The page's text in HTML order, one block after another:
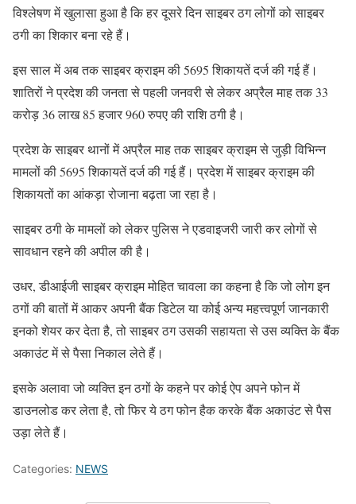
विश्लेषण में खुलासा हुआ है कि हर दूसरे दिन साइबर ठग लोगों को साइबर
ठगी का शिकार बना रहे हैं।
इस साल में अब तक साइबर क्राइम की 5695 शिकायतें दर्ज की गई हैं।
शातिरों ने प्रदेश की जनता से पहली जनवरी से लेकर अप्रैल माह तक 33
करोड़ 36 लाख 85 हजार 960 रुपए की राशि ठगी है।
प्रदेश के साइबर थानों में अप्रैल माह तक साइबर क्राइम से जुड़ी विभिन्न
मामलों की 5695 शिकायतें दर्ज की गई हैं। प्रदेश में साइबर क्राइम की
शिकायतों का आंकड़ा रोजाना बढ़ता जा रहा है।
साइबर ठगी के मामलों को लेकर पुलिस ने एडवाइजरी जारी कर लोगों से
सावधान रहने की अपील की है।
उधर, डीआईजी साइबर क्राइम मोहित चावला का कहना है कि जो लोग इन
ठगों की बातों में आकर अपनी बैंक डिटेल या कोई अन्य महत्त्वपूर्ण जानकारी
इनको शेयर कर देता है, तो साइबर ठग उसकी सहायता से उस व्यक्ति के बैंक
अकाउंट में से पैसा निकाल लेते हैं।
इसके अलावा जो व्यक्ति इन ठगों के कहने पर कोई ऐप अपने फोन में
डाउनलोड कर लेता है, तो फिर ये ठग फोन हैक करके बैंक अकाउंट से पैस
उड़ा लेते हैं।
Categories: NEWS